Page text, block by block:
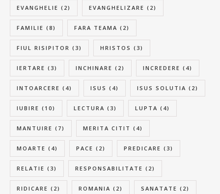
EVANGHELIE (2) EVANGHELIZARE (2)
FAMILIE (8) FARA TEAMA (2)
FIUL RISIPITOR (3) HRISTOS (3)
IERTARE (3) INCHINARE (2) INCREDERE (4)
INTOARCERE (4) ISUS (4) ISUS SOLUTIA (2)
IUBIRE (10) LECTURA (3) LUPTA (4)
MANTUIRE (7) MERITA CITIT (4)
MOARTE (4) PACE (2) PREDICARE (3)
RELATIE (3) RESPONSABILITATE (2)
RIDICARE (2) ROMANIA (2) SANATATE (2)